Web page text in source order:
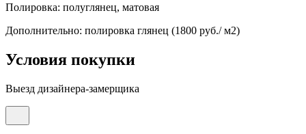
Полировка: полуглянец, матовая
Дополнительно: полировка глянец (1800 руб./ м2)
Условия покупки
Выезд дизайнера-замерщика